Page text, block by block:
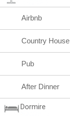
Airbnb
Country House
Pub
After Dinner
Dormire